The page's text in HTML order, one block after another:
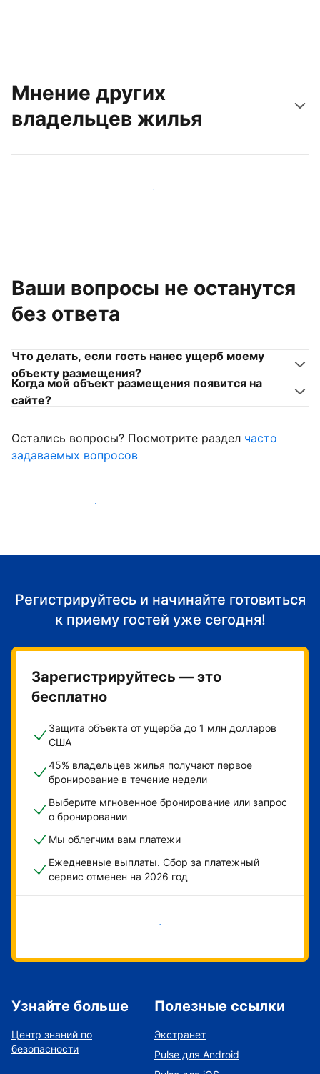
Мнение других
владельцев жилья
Присоединиться к другим владельцам жилья
Ваши вопросы не останутся
без ответа
Что делать, если гость нанес ущерб моему
объекту размещения?
Когда мой объект размещения появится на
сайте?
Остались вопросы? Посмотрите раздел часто
задаваемых вопросов
Начать принимать гостей
Регистрируйтесь и начинайте готовиться
к приему гостей уже сегодня!
Зарегистрируйтесь — это
бесплатно
Защита объекта от ущерба до 1 млн долларов
США
45% владельцев жилья получают первое
бронирование в течение недели
Выберите мгновенное бронирование или запрос
о бронировании
Мы облегчим вам платежи
Ежедневные выплаты. Сбор за платежный
сервис отменен на 2026 год
Начать
Узнайте больше
Центр знаний по
безопасности
Полезные ссылки
Экстранет
Pulse для Android